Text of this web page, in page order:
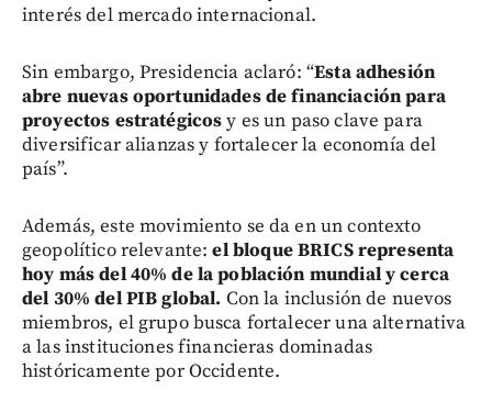
interés del mercado internacional.
Sin embargo, Presidencia aclaró: “Esta adhesión
abre nuevas oportunidades de financiación para
proyectos estratégicosy es un paso clave para
diversificar alianzas y fortalecer la economía del
país”.
Además, este movimiento se da en un contexto
geopolítico relevante:el bloque BRICS representa
hoy más del 40% de la población mundial y cerca
del 30% del PIB global. Con la inclusión de nuevos
miembros, el grupo busca fortalecer una alternativa
a las instituciones financieras dominadas
históricamente por Occidente.